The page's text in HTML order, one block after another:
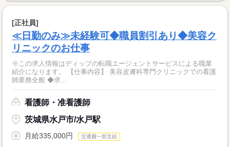
[正社員]
≪日勤のみ≫未経験可◆職員割引あり◆美容ク
リニックのお仕事
※この求人情報はディップの転職エージェントサービスによる職業
紹介になります。 【仕事内容】 美容皮膚科専門クリニックでの看護
師業務全般 ◆求...
看護師・准看護師
茨城県水戸市/水戸駅
月給335,000円 交通費一部支給